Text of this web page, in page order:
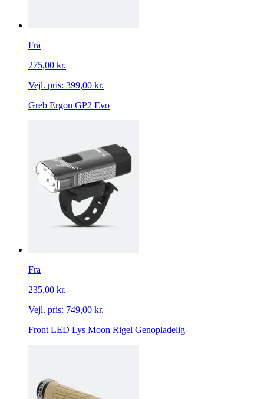
Fra
275,00 kr.
Vejl. pris: 399,00 kr.
Greb Ergon GP2 Evo
Fra
235,00 kr.
Vejl. pris: 749,00 kr.
Front LED Lys Moon Rigel Genopladelig